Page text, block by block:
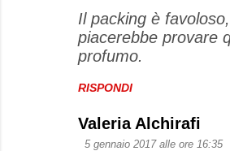
Il packing è
piacerebbe provare
profumo.
RISPONDI
Valeria Alchirafi
5 gennaio 2017 alle ore 16:35